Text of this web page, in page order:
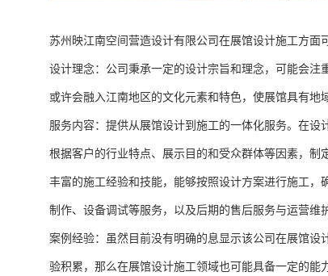
苏州映江南空间营造设计有限公司在展馆设计施工方面
设计理念：公司秉承一定的设计宗旨和理念，可能会
或许会融入江南地区的文化元素和特色，使展馆具有地
服务内容：提供从展馆设计到施工的一体化服务。在
根据客户的行业特点、展示目的和受众群体等因素，
丰富的施工经验和技能，能够按照设计方案进行施工
制作、设备调试等服务，以及后期的售后服务与运营维
案例经验：虽然目前没有明确的息显示该公司在展馆
验积累，那么在展馆设计施工领域也可能具备一定的